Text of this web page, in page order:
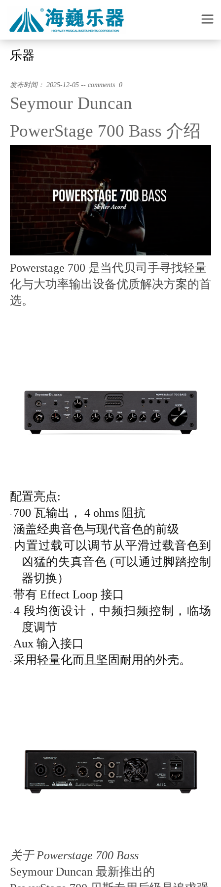
乐器
发布时间： 2025-12-05 -- comments 0
Seymour Duncan
PowerStage 700 Bass 介绍
Powerstage 700 是当代贝司手寻找轻量
化与大功率输出设备优质解决方案的首
选。
配置亮点:
· 700 瓦输出， 4 ohms 阻抗
· 涵盖经典音色与现代音色的前级
· 内置过载可以调节从平滑过载音色到
凶猛的失真音色 (可以通过脚踏控制
器切换）
· 带有 Effect Loop 接口
·4 段均衡设计，中频扫频控制，临场
度调节
· Aux 输入接口
· 采用轻量化而且坚固耐用的外壳。
关于 Powerstage 700 Bass
Seymour Duncan 最新推出的